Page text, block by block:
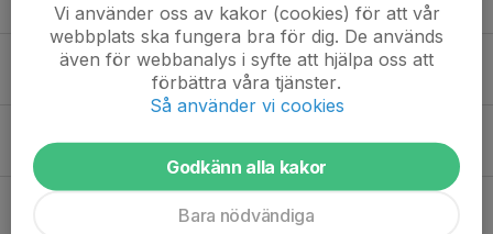
8 apr 2024 0
Säsongskrönika från Fredrik Kjell
1 apr 2024 0
0
Vi använder oss av kakor (cookies) för att vår
webbplats ska fungera bra för dig. De används
även för webbanalys i syfte att hjälpa oss att
förbättra våra tjänster.
Så använder vi cookies
Godkänn alla kakor
Bara nödvändiga